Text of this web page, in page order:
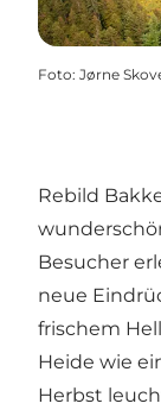
Foto: Jørne
Rebild
Besucher
neue
frischem
Heide wie
Herbst